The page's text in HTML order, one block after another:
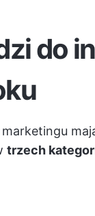
do
trzech